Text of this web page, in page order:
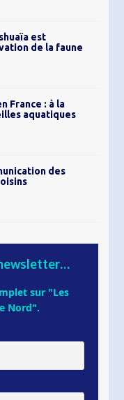
est
de la faune
France : à la
aquatiques
des
sur "Les
Nord".